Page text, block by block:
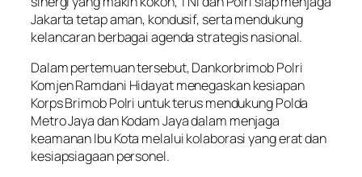
Jakarta tetap aman, kondusif, serta mendukung
kelancaran berbagai agenda strategis nasional.
Dalam pertemuan tersebut, Dankorbrimob Polri
Komjen Ramdani Hidayat menegaskan kesiapan
Korps Brimob Polri untuk terus mendukung Polda
Metro Jaya dan Kodam Jaya dalam menjaga
keamanan Ibu Kota melalui kolaborasi yang erat dan
kesiapsiagaan personel.